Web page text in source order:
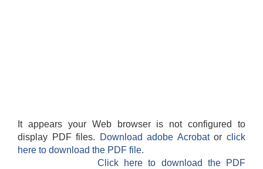
It appears your Web browser is not configured to
display PDF files.
Download adobe Acrobatorclick
here to download the PDF file.
Click here to download the PDF